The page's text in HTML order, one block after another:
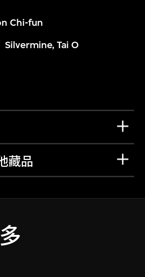
Chi-fun
Silvermine, Tai O
藏品
二十及二十一世纪视觉